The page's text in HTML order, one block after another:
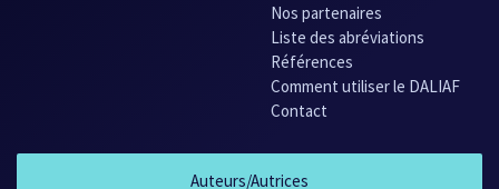
Nos partenaires
Liste des abréviations
Références
Comment utiliser le DALIAF
Contact
Auteurs/Autrices